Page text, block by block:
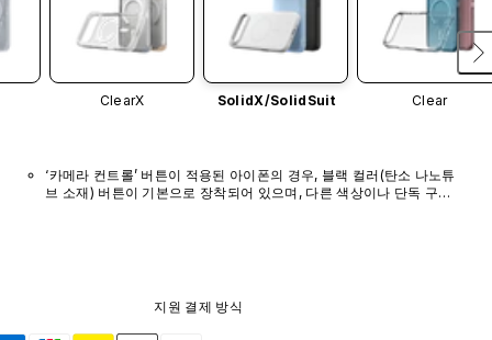
ClearX SolidX/SolidSuit Clear
‘카메라 컨트롤’ 버튼이 적용된 아이폰의 경우, 블랙 컬러(탄소 나노튜
브 소재) 버튼이 기본으로 장착되어 있으며, 다른 색상이나 단독 구매
지원 결제 방식